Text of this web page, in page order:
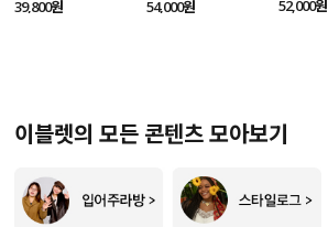
39,800원 54,000원 52,000원
이블렛의 모든 콘텐츠 모아보기